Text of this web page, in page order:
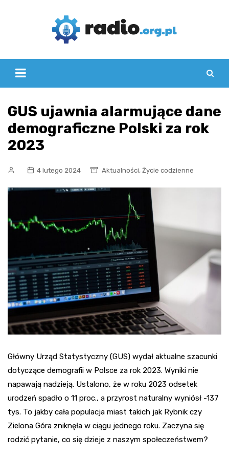
GUS ujawnia alarmujące dane
demograficzne Polski za rok
2023
4 lutego 2024 Aktualności, Życie codzienne
Główny Urząd Statystyczny (GUS) wydał aktualne szacunki
dotyczące demografii w Polsce za rok 2023. Wyniki nie
napawają nadzieją. Ustalono, że w roku 2023 odsetek
urodzeń spadło o 11 proc., a przyrost naturalny wyniósł -137
tys. To jakby cała populacja miast takich jak Rybnik czy
Zielona Góra zniknęła w ciągu jednego roku. Zaczyna się
rodzić pytanie, co się dzieje z naszym społeczeństwem?